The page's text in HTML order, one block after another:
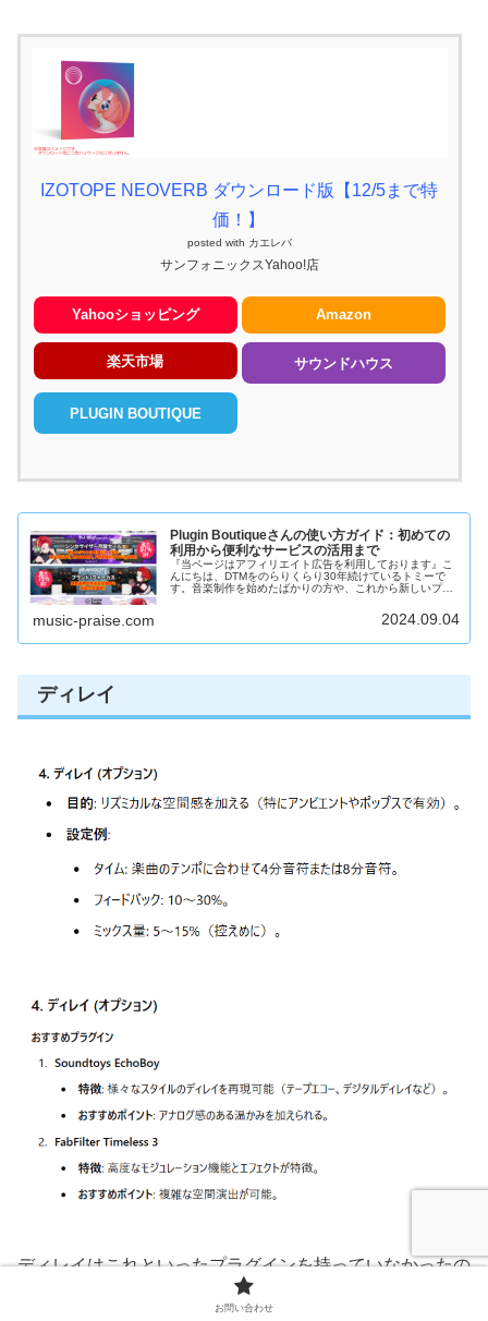
IZOTOPE NEOVERB ダウンロード版【12/5まで特
価！】
posted with カエレバ
サンフォニックスYahoo!店
Yahooショッピング Amazon
楽天市場 サウンドハウス
PLUGIN BOUTIQUE
Plugin Boutiqueさんの使い方ガイド：初めての
利用から便利なサービスの活用まで
『当ページはアフィリエイト広告を利用しております』こ
んにちは、DTMをのらりくらり30年続けているトミーで
す。音楽制作を始めたばかりの方や、これから新しいプラ
music-praise.com 2024.09.04
ディレイ
ディレイはこれといったプラグインを持っていなかったの
お問い合わせ